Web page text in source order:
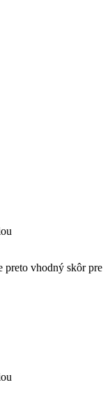
vhodný skôr pre